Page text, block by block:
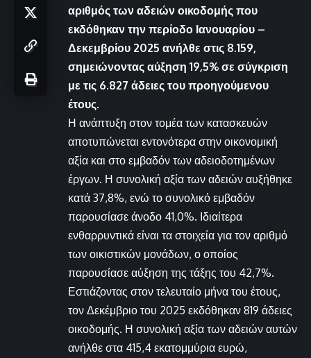
αριθμός των αδειών οικοδομής που
εκδόθηκαν την περίοδο Ιανουαρίου –
Δεκεμβρίου 2025 ανήλθε στις 8.159,
σημειώνοντας αύξηση 19,5% σε σύγκριση
με τις 6.827 άδειες του προηγούμενου
έτους.
Η ανάπτυξη στον τομέα των κατασκευών
αποτυπώνεται εντονότερα στην οικονομική
αξία και στο εμβαδόν των αδειοδοτημένων
έργων. Η συνολική αξία των αδειών αυξήθηκε
κατά 37,8%, ενώ το συνολικό εμβαδόν
παρουσίασε άνοδο 41,0%. Ιδιαίτερα
ενθαρρυντικά είναι τα στοιχεία για τον αριθμό
των οικιστικών μονάδων, ο οποίος
παρουσίασε αύξηση της τάξης του 42,7%.
Εστιάζοντας στον τελευταίο μήνα του έτους,
τον Δεκέμβριο του 2025 εκδόθηκαν 819 άδειες
οικοδομής. Η συνολική αξία των αδειών αυτών
ανήλθε στα 415,4 εκατομμύρια ευρώ,